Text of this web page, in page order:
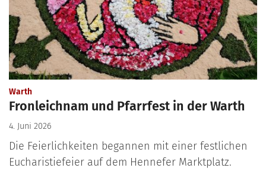
Warth:
Fronleichnam und Pfarrfest in der Warth
4. Juni 2026
Die Feierlichkeiten begannen mit einer festlichen
Eucharistiefeier auf dem Hennefer Marktplatz.